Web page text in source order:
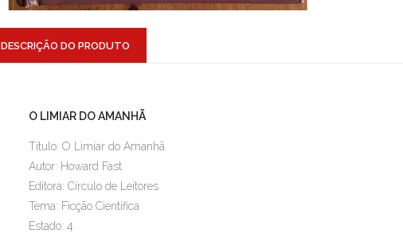
DESCRIÇÃO DO PRODUTO
O LIMIAR DO AMANHÃ
Título: O Limiar do Amanhã
Autor: Howard Fast
Editora: Círculo de Leitores
Tema: Ficção Científica
Estado: 4